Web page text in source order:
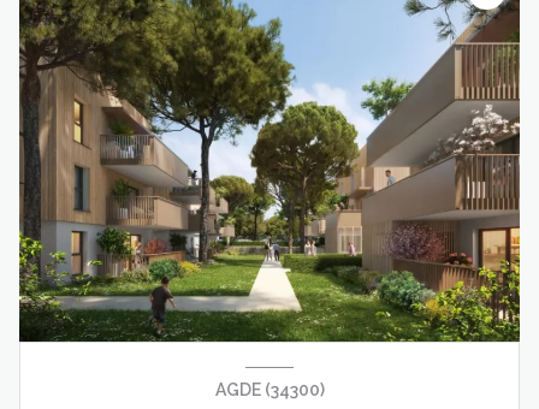
AGDE (34300)